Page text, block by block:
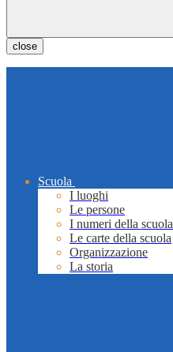
close
Scuola
I luoghi
Le persone
I numeri della scuola
Le carte della scuola
Organizzazione
La storia